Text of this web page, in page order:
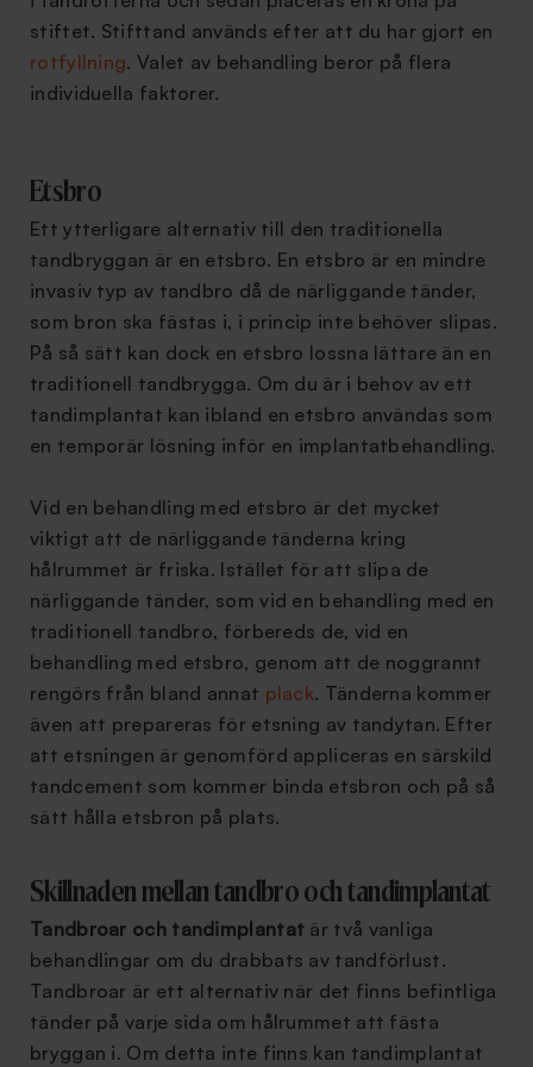
stiftet. Stifttand används efter att du har gjort en
rotfyllning. Valet av behandling beror på flera
individuella faktorer.
Etsbro
Ett ytterligare alternativ till den traditionella
tandbryggan är en etsbro. En etsbro är en mindre
invasiv typ av tandbro då de närliggande tänder,
som bron ska fästas i, i princip inte behöver slipas.
På så sätt kan dock en etsbro lossna lättare än en
traditionell tandbrygga. Om du är i behov av ett
tandimplantat kan ibland en etsbro användas som
en temporär lösning inför en implantatbehandling.
Vid en behandling med etsbro är det mycket
viktigt att de närliggande tänderna kring
hålrummet är friska. Istället för att slipa de
närliggande tänder, som vid en behandling med en
traditionell tandbro, förbereds de, vid en
behandling med etsbro, genom att de noggrannt
rengörs från bland annat plack. Tänderna kommer
även att prepareras för etsning av tandytan. Efter
att etsningen är genomförd appliceras en särskild
tandcement som kommer binda etsbron och på så
sätt hålla etsbron på plats.
Skillnaden mellan tandbro och tandimplantat
Tandbroar och tandimplantat är två vanliga
behandlingar om du drabbats av tandförlust.
Tandbroar är ett alternativ när det finns befintliga
tänder på varje sida om hålrummet att fästa
bryggan i. Om detta inte finns kan tandimplantat